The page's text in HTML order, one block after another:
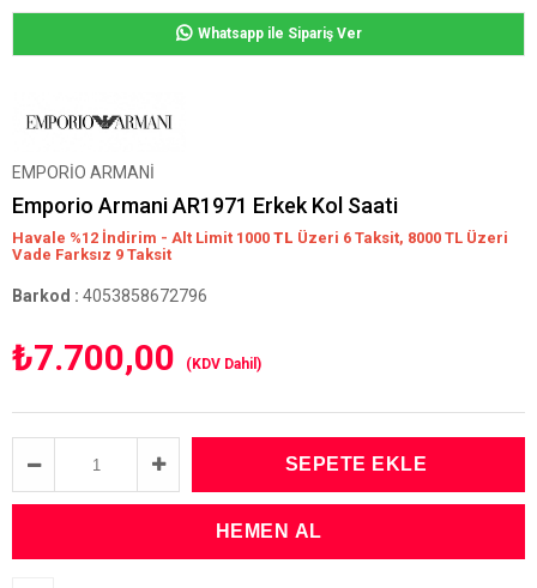
Whatsapp ile Sipariş Ver
EMPORİO ARMANİ
Emporio Armani AR1971 Erkek Kol Saati
Havale %12 İndirim - Alt Limit 1000 TL Üzeri 6 Taksit, 8000 TL Üzeri
Vade Farksız 9 Taksit
Barkod : 4053858672796
₺7.700,00 (KDV Dahil)